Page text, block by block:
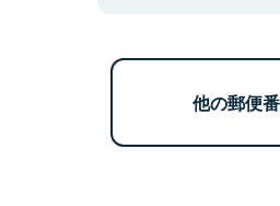
他の郵便